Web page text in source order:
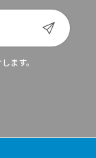
ます。